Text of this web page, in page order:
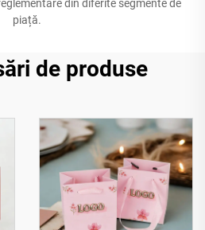
din diferite segmente de
piață.
de produse